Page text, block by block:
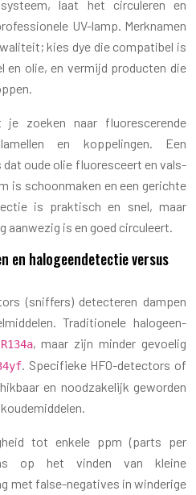
laat het circuleren en
UV-lamp. Merknamen
kies dye die compatibel is
en olie, en vermijd producten die
zoeken naar fluorescerende
en koppelingen. Een
oude olie fluoresceert en vals-
is schoonmaken en een gerichte
is praktisch en snel, maar
aanwezig is en goed circuleert.
en halogeendetectie versus
(sniffers) detecteren dampen
Traditionele halogeen-
R134a, maar zijn minder gevoelig
. Specifieke HFO-detectors of
en noodzakelijk geworden
tot enkele ppm (parts per
op het vinden van kleine
met false-negatives in winderige